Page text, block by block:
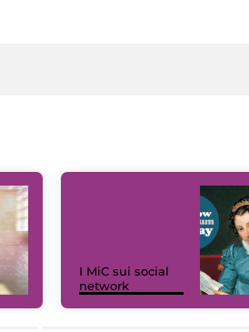
I MiC sui social
network